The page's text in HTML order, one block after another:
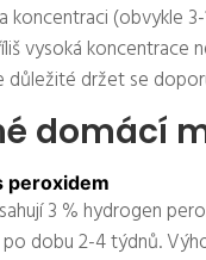
koncentraci (obvykle
vysoká
důležité držet se
domácí
peroxidem
3 % hydrogen
dobu 2-4 týdnů.